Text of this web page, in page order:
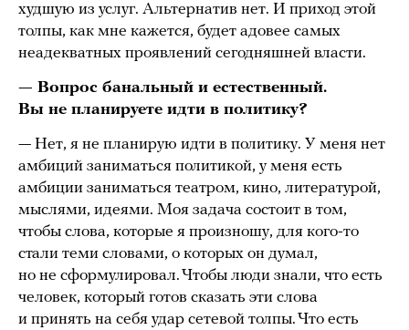
худшую из услуг. Альтернатив нет. И приход этой
толпы, как мне кажется, будет адовее самых
неадекватных проявлений сегодняшней власти.
— Вопрос банальный и естественный.
Вы не планируете идти в политику?
— Нет, я не планирую идти в политику. У меня нет
амбиций заниматься политикой, у меня есть
амбиции заниматься театром, кино, литературой,
мыслями, идеями. Моя задача состоит в том,
чтобы слова, которые я произношу, для кого-то
стали теми словами, о которых он думал,
но не сформулировал. Чтобы люди знали, что есть
человек, который готов сказать эти слова
и принять на себя удар сетевой толпы. Что есть